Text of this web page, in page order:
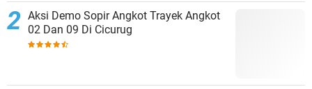
Aksi Demo Sopir Angkot Trayek Angkot
02 Dan 09 Di Cicurug